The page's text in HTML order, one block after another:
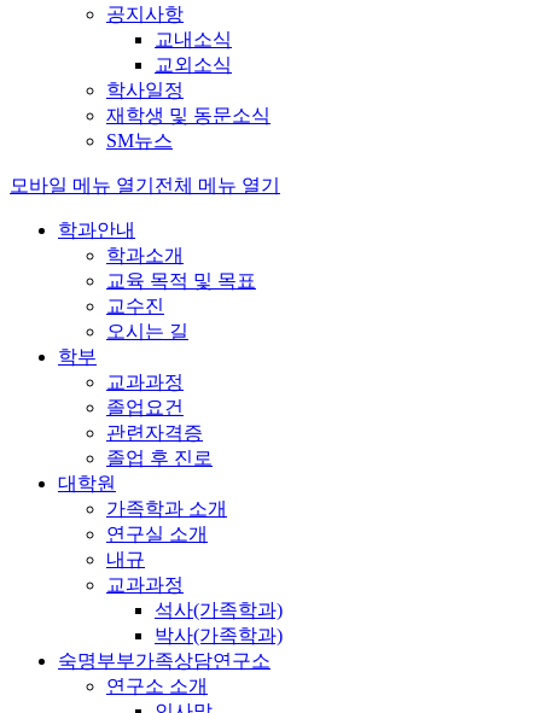
공지사항
교내소식
교외소식
학사일정
재학생 및 동문소식
SM뉴스
모바일 메뉴 열기 전체 메뉴 열기
학과안내
학과소개
교육 목적 및 목표
교수진
오시는 길
학부
교과과정
졸업요건
관련자격증
졸업 후 진로
대학원
가족학과 소개
연구실 소개
내규
교과과정
석사(가족학과)
박사(가족학과)
숙명부부가족상담연구소
연구소 소개